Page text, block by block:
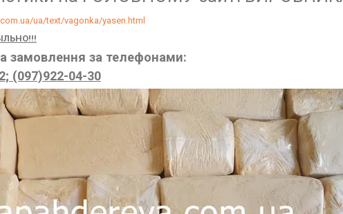
ua/text/vagonka/yasen.html
замовлення за телефонами:
(097)922-04-30